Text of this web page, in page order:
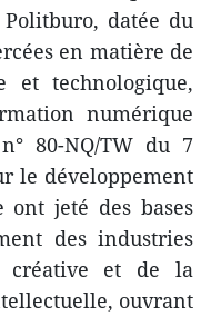
datée du
en matière de
et technologique,
numérique
80-NQ/TW du 7
le développement
jeté des bases
des industries
créative et de la
ouvrant